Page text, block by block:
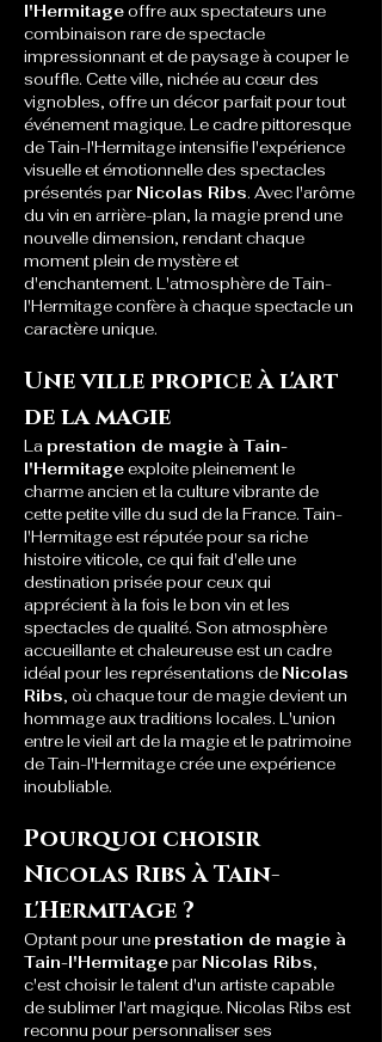
l'Hermitage offre aux spectateurs une
combinaison rare de spectacle
impressionnant et de paysage à couper le
souffle. Cette ville, nichée au cœur des
vignobles, offre un décor parfait pour tout
événement magique. Le cadre pittoresque
de Tain-l'Hermitage intensifie l'expérience
visuelle et émotionnelle des spectacles
présentés par Nicolas Ribs. Avec l'arôme
du vin en arrière-plan, la magie prend une
nouvelle dimension, rendant chaque
moment plein de mystère et
d'enchantement. L'atmosphère de Tain-
l'Hermitage confère à chaque spectacle un
caractère unique.
Une ville propice à l'art
de la magie
La prestation de magie à Tain-
l'Hermitage exploite pleinement le
charme ancien et la culture vibrante de
cette petite ville du sud de la France. Tain-
l'Hermitage est réputée pour sa riche
histoire viticole, ce qui fait d'elle une
destination prisée pour ceux qui
apprécient à la fois le bon vin et les
spectacles de qualité. Son atmosphère
accueillante et chaleureuse est un cadre
idéal pour les représentations de Nicolas
Ribs, où chaque tour de magie devient un
hommage aux traditions locales. L'union
entre le vieil art de la magie et le patrimoine
de Tain-l'Hermitage crée une expérience
inoubliable.
Pourquoi choisir
Nicolas Ribs à Tain-
l'Hermitage ?
Optant pour une prestation de magie à
Tain-l'Hermitage par Nicolas Ribs,
c'est choisir le talent d'un artiste capable
de sublimer l'art magique. Nicolas Ribs est
reconnu pour personnaliser ses